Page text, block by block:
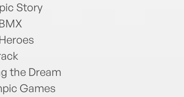
Story
the Dream
Games